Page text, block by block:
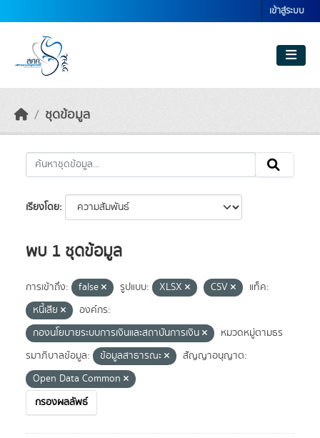
เข้าสู่ระบบ
ชุดข้อมูล
เรียงโดย
พบ 1 ชุดข้อมูล
การเข้าถึง: false รูปแบบ: XLSX CSV
แท็ค:
หนี้เสีย
องค์กร:
กองนโยบายระบบการเงินและสถาบันการเงิน
หมวดหมู่ตามธร
รมาภิบาลข้อมูล:
ข้อมูลสาธารณะ
สัญญาอนุญาต:
Open Data Common
กรองผลลัพธ์